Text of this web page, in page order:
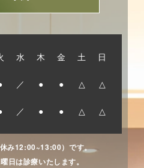
水 木 金 土 日
／ ● ● △ △
／ ● ● △ △
み12:00~13:00）です。
日は診療いたします。